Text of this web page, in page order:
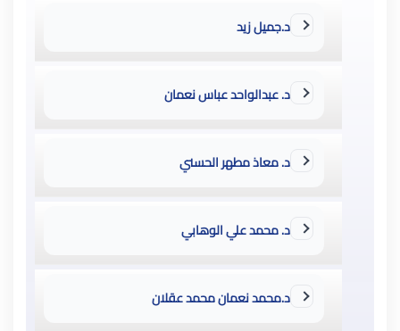
د.جميل زيد
د. عبدالواحد عباس نعمان
د. معاذ مطهر الحسني
د. محمد علي الوهابي
د.محمد نعمان محمد عقلان